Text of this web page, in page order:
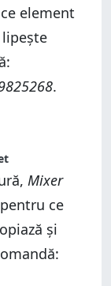
element
lipește
.
Mixer
ce
și